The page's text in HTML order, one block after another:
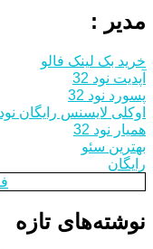
مدیر :
خرید بک لینک فالو
آپدیت نود 32
پسورد نود 32
اوکلی لایسنس رایگان نود 32
همیار نود 32
بهترین سئو
رایگان
نوشته‌های تازه